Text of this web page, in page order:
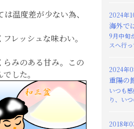
温度差が少ない為、
レッシュな味わい。
みのある甘み。この
した。
2024年
海外で
9月中旬
スへ行
2024年
重陽の
いつも
り、い
2018年